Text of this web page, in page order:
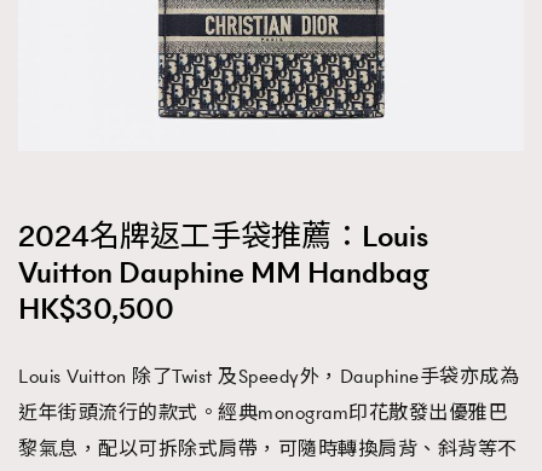
2024名牌返工手袋推薦：Louis
Vuitton Dauphine MM Handbag
HK$30,500
Louis Vuitton 除了Twist 及Speedy外，Dauphine手袋亦成為
近年街頭流行的款式。經典monogram印花散發出優雅巴
黎氣息，配以可拆除式肩帶，可隨時轉換肩背、斜背等不